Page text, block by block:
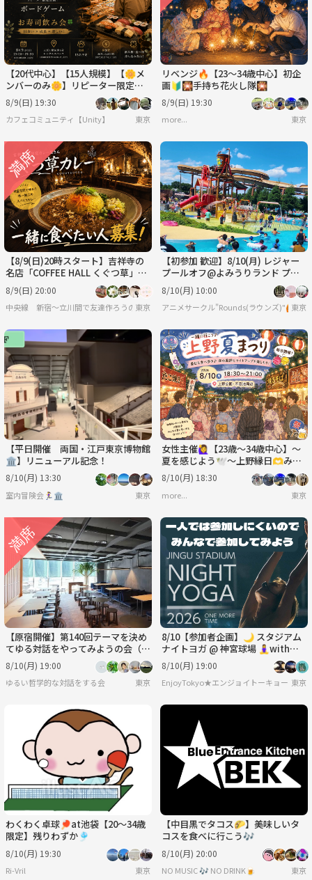
【20代中心】【15人規模】【🌼メ
ンバーのみ🌼】リピーター限定交
流会
8/9(日) 19:30
カフェコミュニティ【Unity】 東京
リベンジ🔥【23～34歳中心】初企
画🔰🎇手持ち花火し隊🎇
8/9(日) 19:30
more... 東京
【8/9(日)20時スタート】吉祥寺の
名店「COFFEE HALL くぐつ草」
で、一緒にカレーを食べませんか？
🍛
8/9(日) 20:00
中央線 新宿〜立川間で友達作ろうの会東京
【初参加 歓迎】8/10(月) レジャー
プールオフ@よみうりランド プー
ルWAI ☀️
8/10(月) 10:00
アニメサークル"Rounds(ラウンズ)"🙆東京
【平日開催 両国・江戸東京博物館
🏛️】リニューアル記念！
8/10(月) 13:30
室内冒険会🏃‍♀️🏛 東京
女性主催🙋‍♀️【23歳～34歳中心】～
夏を感じよう🕊️～上野縁日🫶みん
なで夏祭りにいき隊🏮🍧🫶
8/10(月) 18:30
more... 東京
【原宿開催】第140回テーマを決め
てゆる対話をやってみようの会（人
は環境で変われるのか？）
8/10(月) 19:00
ゆるい哲学的な対話をする会 東京
8/10【参加者企画】🌙 スタジアム
ナイトヨガ @ 神宮球場 🧘‍♀️with鈴
木一平
8/10(月) 19:00
EnjoyTokyo★エンジョイトーキョー 〜
東京
わくわく卓球🏓at池袋【20〜34歳
限定】残りわずか🎐
8/10(月) 19:30
Ri-Vril 東京
【中目黒でタコス🌮】美味しいタ
コスを食べに行こう🎶
8/10(月) 20:00
NO MUSIC 🎶 NO DRINK🍺 東京